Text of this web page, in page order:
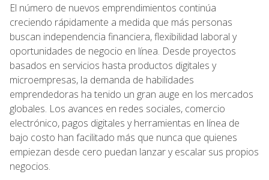
El número de nuevos emprendimientos continúa
creciendo rápidamente a medida que más personas
buscan independencia financiera, flexibilidad laboral y
oportunidades de negocio en línea. Desde proyectos
basados en servicios hasta productos digitales y
microempresas, la demanda de habilidades
emprendedoras ha tenido un gran auge en los mercados
globales. Los avances en redes sociales, comercio
electrónico, pagos digitales y herramientas en línea de
bajo costo han facilitado más que nunca que quienes
empiezan desde cero puedan lanzar y escalar sus propios
negocios.